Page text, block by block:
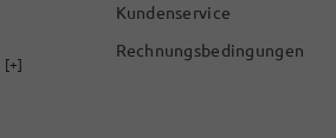
[+]
Kundenservice
Rechnungsbedingungen